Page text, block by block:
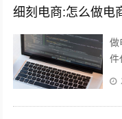
细刻电商:怎么做电
做
件